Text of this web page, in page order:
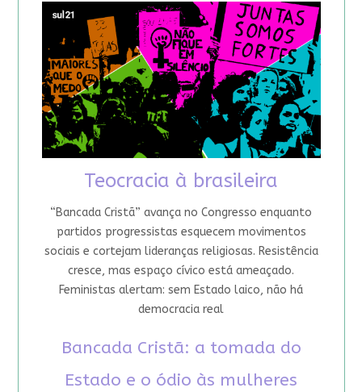
Teocracia à brasileira
“Bancada Cristã” avança no Congresso enquanto
partidos progressistas esquecem movimentos
sociais e cortejam lideranças religiosas. Resistência
cresce, mas espaço cívico está ameaçado.
Feministas alertam: sem Estado laico, não há
democracia real
Bancada Cristã: a tomada do
Estado e o ódio às mulheres